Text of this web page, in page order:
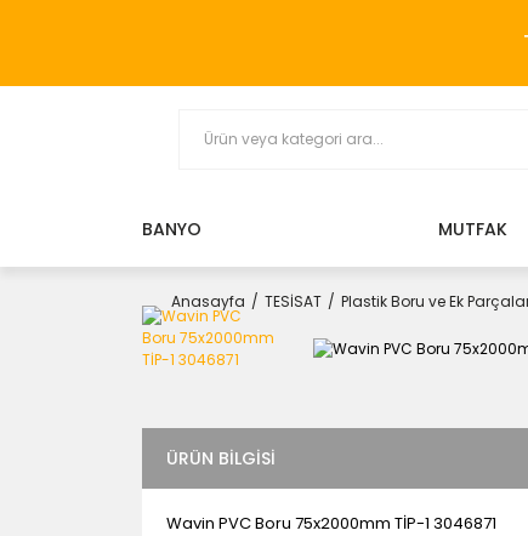
BANYO MUTFAK
Anasayfa TESİSAT Plastik Boru ve Ek
ÜRÜN BILGISI
Wavin PVC Boru 75x2000mm TİP-1 3046871